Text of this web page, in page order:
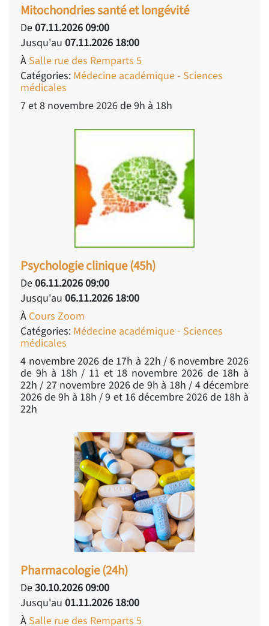
Mitochondries santé et longévité
De07.11.2026 09:00
Jusqu'au 07.11.2026 18:00
À Salle rue des Remparts 5
Catégories: Médecine académique - Sciences
médicales
7 et 8 novembre 2026 de 9h à 18h
Psychologie clinique (45h)
De06.11.2026 09:00
Jusqu'au 06.11.2026 18:00
À Cours Zoom
Catégories: Médecine académique - Sciences
médicales
4 novembre 2026 de 17h à 22h / 6 novembre 2026
de 9h à 18h / 11 et 18 novembre 2026 de 18h à
22h / 27 novembre 2026 de 9h à 18h / 4 décembre
2026 de 9h à 18h / 9 et 16 décembre 2026 de 18h à
22h
Pharmacologie (24h)
De30.10.2026 09:00
Jusqu'au 01.11.2026 18:00
À Salle rue des Remparts 5